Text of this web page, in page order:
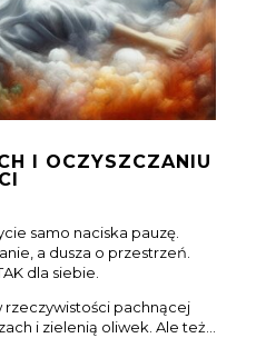
I OCZYSZCZANIU
samo naciska pauzę.
a dusza o przestrzeń.
dla siebie.
rzeczywistości pachnącej
i zielenią oliwek. Ale też…